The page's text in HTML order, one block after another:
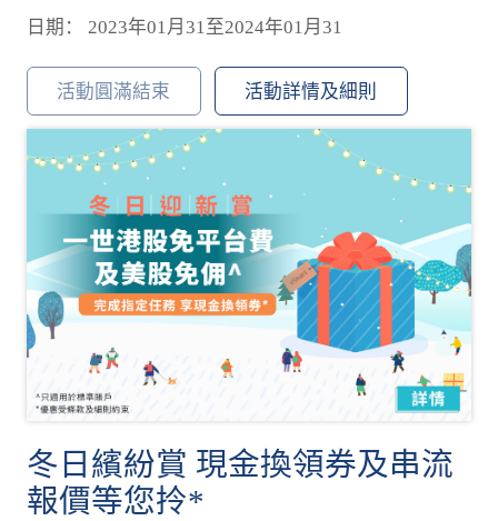
日期： 2023年01月31至2024年01月31
活動圓滿結束 活動詳情及細則
冬日繽紛賞 現金換領券及串流
報價等您拎*